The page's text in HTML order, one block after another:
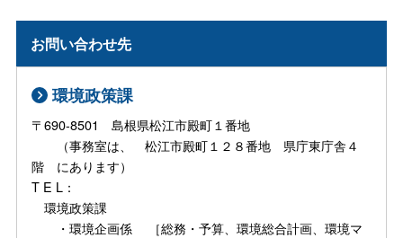
お問い合わせ先
環境政策課
〒690-8501 島根県松江市殿町１番地
（事務室は、 松江市殿町１２８番地 県庁東庁舎４
階 にあります）
T E L：
環境政策課
・環境企画係 ［総務・予算、環境総合計画、環境マ